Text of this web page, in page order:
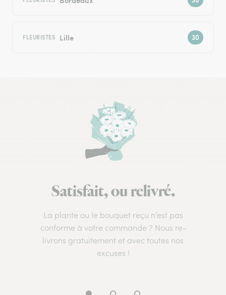
FLEURISTES Lille
Satisfait, ou relivré.
La plante ou le bouquet reçu n’est pas
conforme à votre commande ? Nous re-
livrons gratuitement et avec toutes nos
excuses !